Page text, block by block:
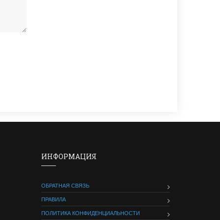
ИНФОРМАЦИЯ
ОБРАТНАЯ СВЯЗЬ
ПРАВИЛА
ПОЛИТИКА КОНФИДЕНЦИАЛЬНОСТИ